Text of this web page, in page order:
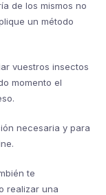
de los mismos no
un método
vuestros insectos
momento el
necesaria y para
te
realizar una